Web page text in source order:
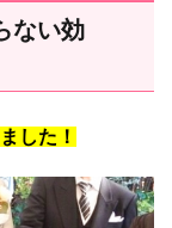
ない効
した！